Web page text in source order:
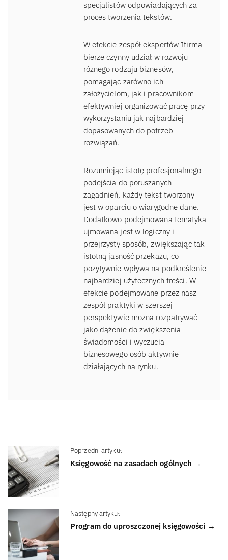
specjalistów odpowiadających za
proces tworzenia tekstów.
W efekcie zespół ekspertów Ifirma
bierze czynny udział w rozwoju
różnego rodzaju biznesów,
pomagając zarówno ich
założycielom, jak i pracownikom
efektywniej organizować pracę przy
wykorzystaniu jak najbardziej
dopasowanych do potrzeb
rozwiązań.
Rozumiejąc istotę profesjonalnego
podejścia do poruszanych
zagadnień, każdy tekst tworzony
jest w oparciu o wiarygodne dane.
Dodatkowo podejmowana tematyka
ujmowana jest w logiczny i
przejrzysty sposób, zwiększając tak
istotną jasność przekazu, co
pozytywnie wpływa na podkreślenie
najbardziej użytecznych treści. W
efekcie podejmowane przez nasz
zespół praktyki w szerszej
perspektywie można rozpatrywać
jako dążenie do zwiększenia
świadomości i wyczucia
biznesowego osób aktywnie
działających na rynku.
Poprzedni artykuł
Księgowość na zasadach ogólnych →
Następny artykuł
Program do uproszczonej księgowości →